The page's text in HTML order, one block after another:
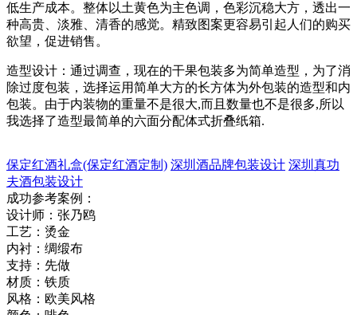
低生产成本。整体以土黄色为主色调，色彩沉稳大方，透出一
种高贵、淡雅、清香的感觉。精致图案更容易引起人们的购买
欲望，促进销售。
造型设计：通过调查，现在的干果包装多为简单造型，为了消
除过度包装，选择运用简单大方的长方体为外包装的造型和内
包装。由于内装物的重量不是很大,而且数量也不是很多,所以
我选择了造型最简单的六面分配体式折叠纸箱.
保定红酒礼盒(保定红酒定制) 深圳酒品牌包装设计 深圳真功
夫酒包装设计
成功参考案例：
设计师：张乃鸥
工艺：烫金
内衬：绸缎布
支持：先做
材质：铁质
风格：欧美风格